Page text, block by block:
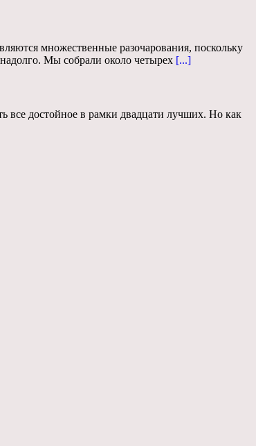
множественные разочарования, поскольку
Мы собрали около четырех [...]
все достойное в рамки двадцати лучших. Но как